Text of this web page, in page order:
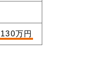
万円